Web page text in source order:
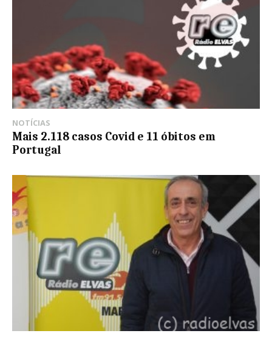
NOTÍCIAS
Mais 2.118 casos Covid e 11 óbitos em
Portugal